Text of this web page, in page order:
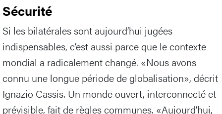
Sécurité
Si les bilatérales sont aujourd’hui jugées
indispensables, c’est aussi parce que le contexte
mondial a radicalement changé. «Nous avons
connu une longue période de globalisation», décrit
Ignazio Cassis. Un monde ouvert, interconnecté et
prévisible, fait de règles communes. «Aujourd’hui,